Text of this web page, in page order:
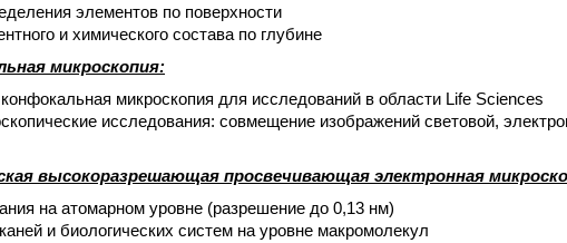
элементов по поверхности
и химического состава по глубине
микроскопия:
микроскопия для исследований в области Life Sciences
исследования: совмещение изображений световой,
высокоразрешающая просвечивающая электронная
на атомарном уровне (разрешение до 0,13 нм)
и биологических систем на уровне макромолекул